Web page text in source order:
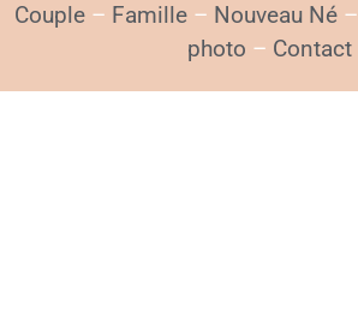
Couple – Famille – Nouveau Né –
photo – Contact